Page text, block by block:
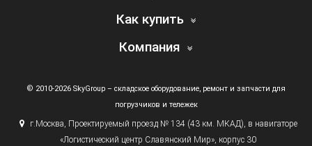
Как купить
Компания
© 2010-2026 SkyGroup – складское оборудование, ремонт и запчасти для
погрузчиков и тележек
г.Москва, Проектируемый проезд № 134 (43км. МКАД), в навигаторе
«Логистический центр Славянский Мир», корпус 30